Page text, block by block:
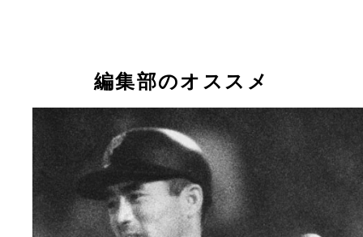
編集部のオススメ